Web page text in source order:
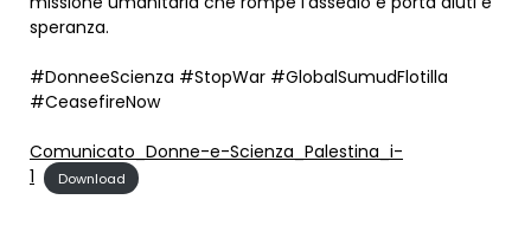
speranza.
#DonneeScienza #StopWar #GlobalSumudFlotilla
#CeasefireNow
Comunicato_Donne-e-Scienza_Palestina_i-
1
Download